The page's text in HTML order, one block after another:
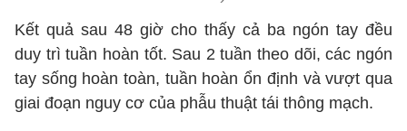
Kết quả sau 48 giờ cho thấy cả ba ngón tay đều
duy trì tuần hoàn tốt. Sau 2 tuần theo dõi, các ngón
tay sống hoàn toàn, tuần hoàn ổn định và vượt qua
giai đoạn nguy cơ của phẫu thuật tái thông mạch.